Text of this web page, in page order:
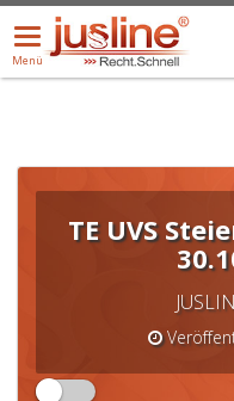
Menü
öffnen/schließen
Menü
ALLE DROPDOWN:
TE UVS